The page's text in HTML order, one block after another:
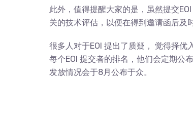
此外，值得提醒大家的是，虽然提交
关的技术评估，以便在得到邀请函后及
很多人对于EOI 提出了质疑， 觉得择
每个EOI 提交者的排名，他们会定期公
发放情况会于8月公布于众。